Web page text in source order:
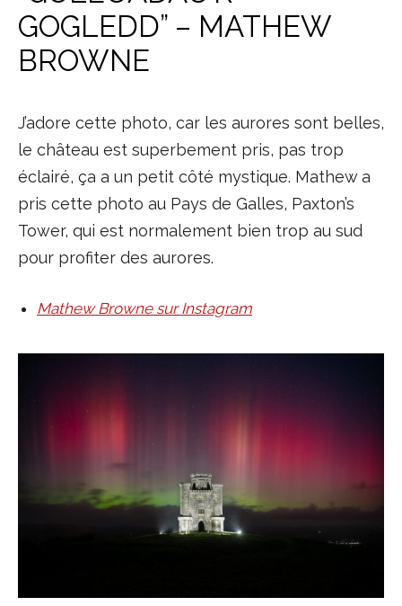
GOGLEDD” – MATHEW
BROWNE
J’adore cette photo, car les aurores sont belles,
le château est superbement pris, pas trop
éclairé, ça a un petit côté mystique. Mathew a
pris cette photo au Pays de Galles, Paxton’s
Tower, qui est normalement bien trop au sud
pour profiter des aurores.
Mathew Browne sur Instagram